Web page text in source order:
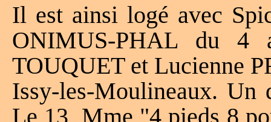
Il est ainsi logé avec
ONIMUS-PHAL du 4
TOUQUET et Lucienne
Issy-les-Moulineaux. Un
Le 13, Mme "4 pieds 8